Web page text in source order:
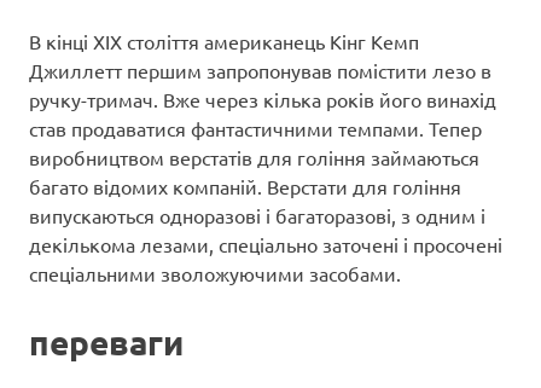
В кінці XIX століття американець Кінг Кемп
Джиллетт першим запропонував помістити лезо в
ручку-тримач. Вже через кілька років його винахід
став продаватися фантастичними темпами. Тепер
виробництвом верстатів для гоління займаються
багато відомих компаній. Верстати для гоління
випускаються одноразові і багаторазові, з одним і
декількома лезами, спеціально заточені і просочені
спеціальними зволожуючими засобами.
переваги